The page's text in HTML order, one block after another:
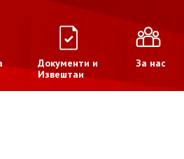
Документи и
Извештаи
За нас